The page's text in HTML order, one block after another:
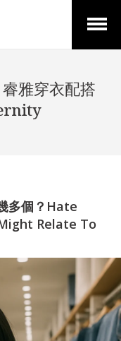
Open
雅穿衣配搭
多個？Hate
Relate To